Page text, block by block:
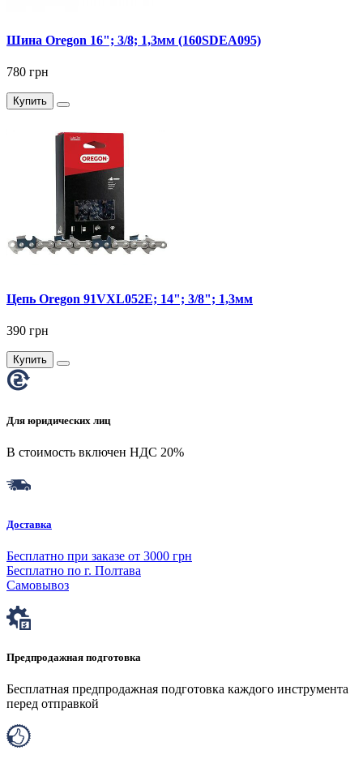
Шина Oregon 16"; 3/8; 1,3мм (160SDEA095)
780 грн
Купить
Цепь Oregon 91VXL052E; 14"; 3/8"; 1,3мм
390 грн
Купить
Для юридических лиц
В стоимость включен НДС 20%
Доставка
Бесплатно при заказе от 3000 грн
Бесплатно по г. Полтава
Самовывоз
Предпродажная подготовка
Бесплатная предпродажная подготовка каждого инструмента
перед отправкой